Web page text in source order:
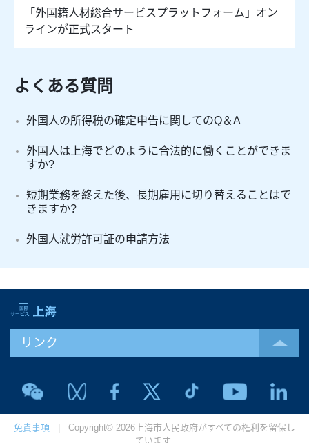
「外国籍人材総合サービスプラットフォーム」オン
ラインが正式スタート
よくある質問
外国人の所得税の確定申告に関してのQ＆A
外国人は上海でどのように合法的に働くことができま
すか?
短期業務を終えた後、長期雇用に切り替えることはで
きますか?
外国人就労許可証の申請方法
リンク
免責事項 | Copyright© 2026上海市人民政府がすべての権利を留保し
ています.